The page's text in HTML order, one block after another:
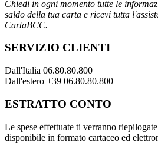
Chiedi in ogni momento tutte le
saldo della tua carta e ricevi tutta
CartaBCC.
SERVIZIO CLIENTI
Dall'Italia 06.80.80.800
Dall'estero +39 06.80.80.800
ESTRATTO CONTO
Le spese effettuate ti verranno
disponibile in formato cartaceo ed